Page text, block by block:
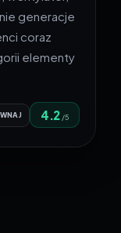
generacje
coraz
elementy
4.2 /5